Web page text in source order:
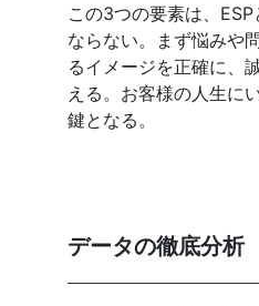
この3つの要素は、
ならない。まず悩みや
るイメージを正確に、
える。お客様の人生に
鍵となる。
データの徹底分析